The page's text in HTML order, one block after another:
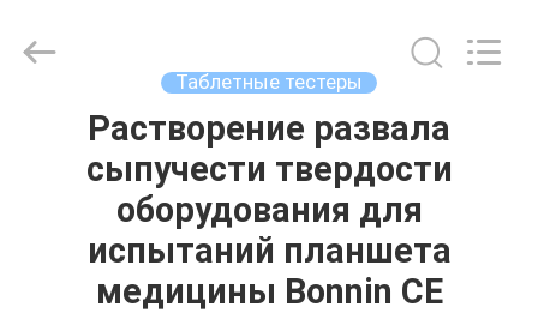
ПРОДУКТЫ
ВИДЕО
поставщик.
Copyright
Таблетные тестеры
Растворение развала
сыпучести твердости
оборудования для
испытаний планшета
медицины Bonnin CE